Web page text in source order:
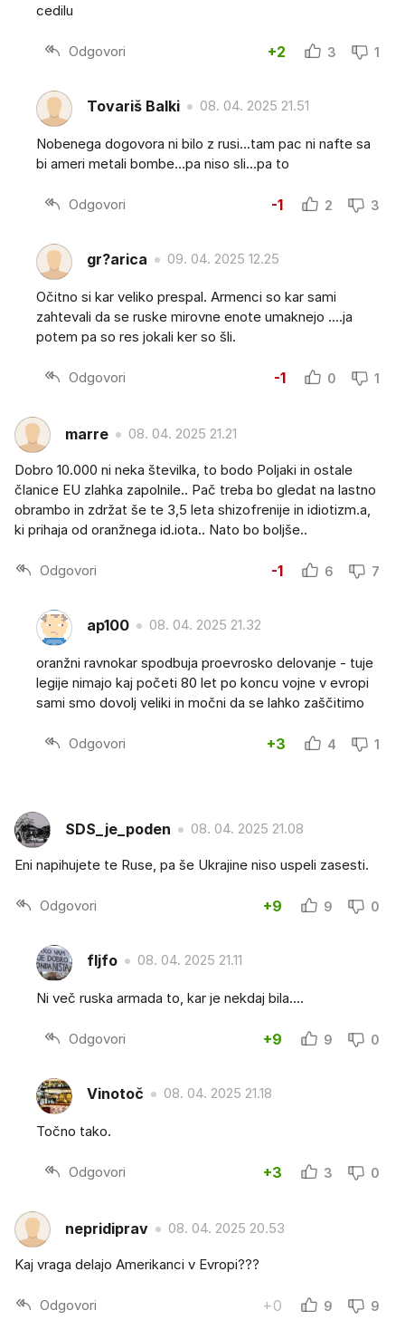
cedilu
Odgovori +2 3 1
Tovariš Balki 08. 04. 2025 21.51
Nobenega dogovora ni bilo z rusi...tam pac ni nafte sa
bi ameri metali bombe...pa niso sli...pa to
Odgovori -1 2 3
gr?arica 09. 04. 2025 12.25
Očitno si kar veliko prespal. Armenci so kar sami
zahtevali da se ruske mirovne enote umaknejo ....ja
potem pa so res jokali ker so šli.
Odgovori -1 0 1
marre 08. 04. 2025 21.21
Dobro 10.000 ni neka številka, to bodo Poljaki in ostale
članice EU zlahka zapolnile.. Pač treba bo gledat na lastno
obrambo in zdržat še te 3,5 leta shizofrenije in idiotizm.a,
ki prihaja od oranžnega id.iota.. Nato bo boljše..
Odgovori -1 6 7
ap100 08. 04. 2025 21.32
oranžni ravnokar spodbuja proevrosko delovanje - tuje
legije nimajo kaj početi 80 let po koncu vojne v evropi
sami smo dovolj veliki in močni da se lahko zaščitimo
Odgovori +3 4 1
SDS_je_poden 08. 04. 2025 21.08
Eni napihujete te Ruse, pa še Ukrajine niso uspeli zasesti.
Odgovori +9 9 0
fljfo 08. 04. 2025 21.11
Ni več ruska armada to, kar je nekdaj bila....
Odgovori +9 9 0
Vinotoč 08. 04. 2025 21.18
Točno tako.
Odgovori +3 3 0
nepridiprav 08. 04. 2025 20.53
Kaj vraga delajo Amerikanci v Evropi???
Odgovori +0 9 9